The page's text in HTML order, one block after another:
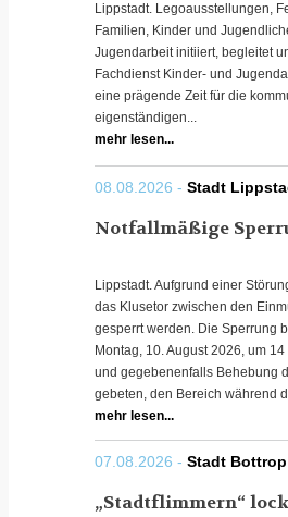
Lippstadt. Legoausstellungen,
Familien, Kinder und
Jugendarbeit initiiert, begleitet
Fachdienst Kinder- und
eine prägende Zeit für die
eigenständigen...
mehr lesen...
08.08.2026 - Stadt
Notfallmäßige
Lippstadt. Aufgrund einer
das Klusetor zwischen den
gesperrt werden. Die Sperrung
Montag, 10. August 2026, um
und gegebenenfalls Behebung
gebeten, den Bereich während
mehr lesen...
07.08.2026 - Stadt Bottrop
„Stadtflimmern“